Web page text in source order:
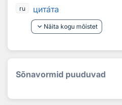
ru цитата
keyboard_arrow_down Näita kogu mõistet
Sõnavormid puuduvad